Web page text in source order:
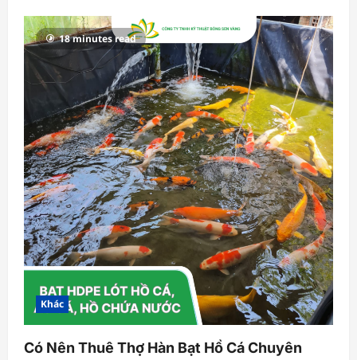
18 minutes read
Khác
Có Nên Thuê Thợ Hàn Bạt Hồ Cá Chuyên